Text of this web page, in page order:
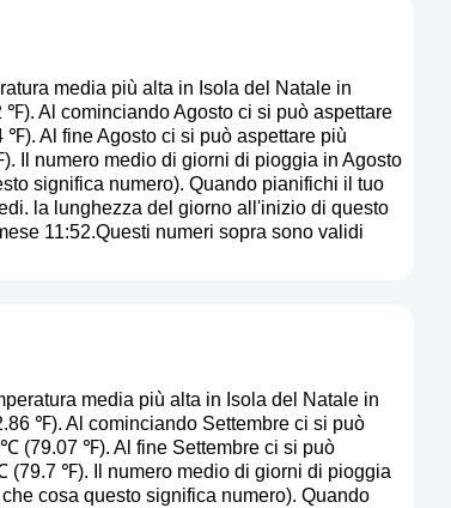
media più alta in Isola del Natale in
Al cominciando Agosto ci si può aspettare
Al fine Agosto ci si può aspettare più
Il numero medio di giorni di pioggia in Agosto
significa numero). Quando pianifichi il tuo
la lunghezza del giorno all'inizio di questo
11:52.Questi numeri sopra sono validi
media più alta in Isola del Natale in
℉). Al cominciando Settembre ci si può
(79.07 ℉). Al fine Settembre ci si può
(79.7 ℉). Il numero medio di giorni di pioggia
cosa questo significa numero). Quando